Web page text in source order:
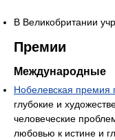
В Великобритании
Премии
Международные
Нобелевская премия
глубокие и
человеческие
любовью к истине и